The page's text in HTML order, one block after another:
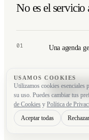
No es el servicio
01 Una agenda
02
Restaurantes
marketplace
USAMOS COOKIES
Utilizamos cookies esenciales
su uso. Puedes cambiar tus
de Cookies y Política de
Aceptar todas